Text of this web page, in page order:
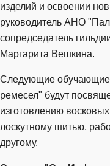
изделий и освоении
руководитель АНО
сопредседатель
Маргарита Вешкина.
Следующие
ремесел" будут
изготовлению
лоскутному шитью,
другому.